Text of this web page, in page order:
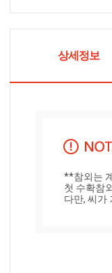
상세정보
**참외는
첫 수확참
다만, 씨가